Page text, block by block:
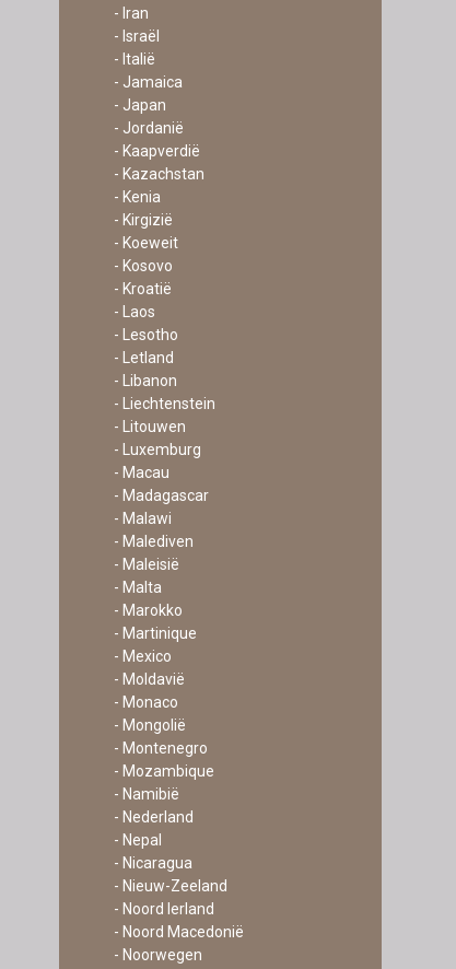
- Iran
- Israël
- Italië
- Jamaica
- Japan
- Jordanië
- Kaapverdië
- Kazachstan
- Kenia
- Kirgizië
- Koeweit
- Kosovo
- Kroatië
- Laos
- Lesotho
- Letland
- Libanon
- Liechtenstein
- Litouwen
- Luxemburg
- Macau
- Madagascar
- Malawi
- Malediven
- Maleisië
- Malta
- Marokko
- Martinique
- Mexico
- Moldavië
- Monaco
- Mongolië
- Montenegro
- Mozambique
- Namibië
- Nederland
- Nepal
- Nicaragua
- Nieuw-Zeeland
- Noord Ierland
- Noord Macedonië
- Noorwegen